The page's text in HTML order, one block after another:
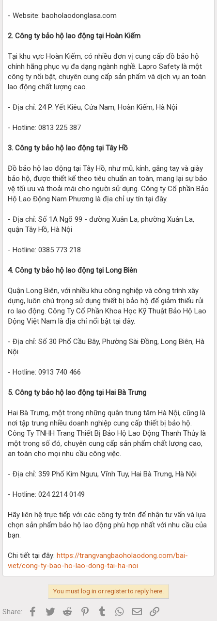
- Website: baoholaodonglasa.com
2. Công ty bảo hộ lao động tại Hoàn Kiếm
Tại khu vực Hoàn Kiếm, có nhiều đơn vị cung cấp đồ bảo hộ
chính hãng phục vụ đa dạng ngành nghề. Lapro Safety là một
công ty nổi bật, chuyên cung cấp sản phẩm và dịch vụ an toàn
lao động chất lượng cao.
- Địa chỉ: 24 P. Yết Kiêu, Cửa Nam, Hoàn Kiếm, Hà Nội
- Hotline: 0813 225 387
3. Công ty bảo hộ lao động tại Tây Hồ
Đồ bảo hộ lao động tại Tây Hồ, như mũ, kính, găng tay và giày
bảo hộ, được thiết kế theo tiêu chuẩn an toàn, mang lại sự bảo
vệ tối ưu và thoải mái cho người sử dụng. Công ty Cổ phần Bảo
Hộ Lao Động Nam Phương là địa chỉ uy tín tại đây.
- Địa chỉ: Số 1A Ngõ 99 - đường Xuân La, phường Xuân La,
quận Tây Hồ, Hà Nội
- Hotline: 0385 773 218
4. Công ty bảo hộ lao động tại Long Biên
Quận Long Biên, với nhiều khu công nghiệp và công trình xây
dựng, luôn chú trọng sử dụng thiết bị bảo hộ để giảm thiểu rủi
ro lao động. Công Ty Cổ Phần Khoa Học Kỹ Thuật Bảo Hộ Lao
Động Việt Nam là địa chỉ nổi bật tại đây.
- Địa chỉ: Số 30 Phố Cầu Bây, Phường Sài Đồng, Long Biên, Hà
Nội
- Hotline: 0913 740 466
5. Công ty bảo hộ lao động tại Hai Bà Trưng
Hai Bà Trưng, một trong những quận trung tâm Hà Nội, cũng là
nơi tập trung nhiều doanh nghiệp cung cấp thiết bị bảo hộ.
Công Ty TNHH Trang Thiết Bị Bảo Hộ Lao Động Thanh Thủy là
một trong số đó, chuyên cung cấp sản phẩm chất lượng cao,
an toàn cho mọi nhu cầu công việc.
- Địa chỉ: 359 Phố Kim Ngưu, Vĩnh Tuy, Hai Bà Trưng, Hà Nội
- Hotline: 024 2214 0149
Hãy liên hệ trực tiếp với các công ty trên để nhận tư vấn và lựa
chọn sản phẩm bảo hộ lao động phù hợp nhất với nhu cầu của
bạn.
Chi tiết tại đây: https://trangvangbaoholaodong.com/bai-
viet/cong-ty-bao-ho-lao-dong-tai-ha-noi
You must log in or register to reply here.
Share: Facebook
Twitter Reddit PinterestTumblr WhatsApp
Email